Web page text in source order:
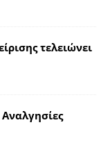
τελειώνει